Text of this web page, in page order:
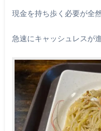
現金を持ち歩く必要が全
急速にキャッシュレスが